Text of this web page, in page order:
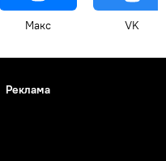
Макс VK
Реклама